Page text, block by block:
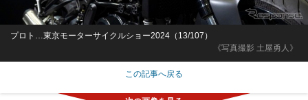
《写真撮影 土屋勇人》
プロト…東京モーターサイクルショー2024（13/107）
この記事へ戻る